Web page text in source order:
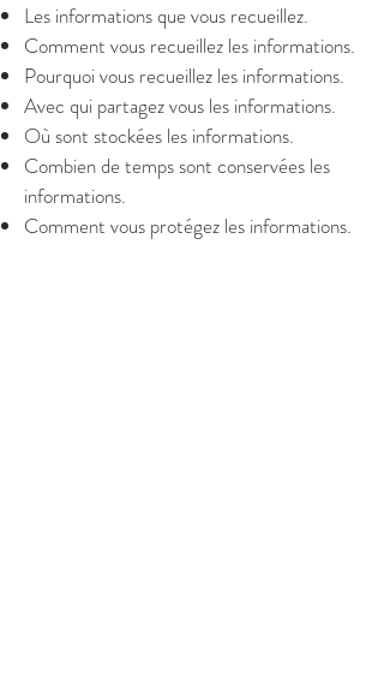
Les informations que vous recueillez.
Comment vous recueillez les informations.
Pourquoi vous recueillez les informations.
Avec qui partagez vous les informations.
Où sont stockées les informations.
Combien de temps sont conservées les
informations.
Comment vous protégez les informations.